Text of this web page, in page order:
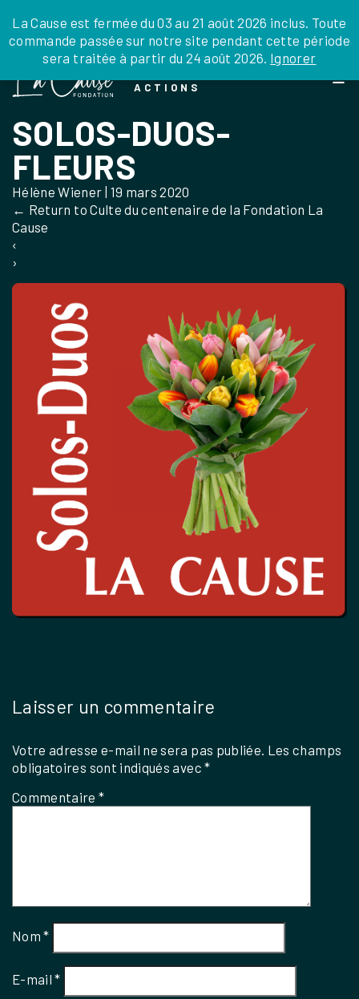
to
the
La Cause est fermée du 03 au 21 août 2026 inclus. Toute
commande passée sur notre site pendant cette période
sera traitée à partir du 24 août 2026. Ignorer
JE DONNE JE PARRAINE NOUS SOUTENIR
DEPUIS LA FRANCE
DEPUIS L’INTERNATIONAL
EN TANT QU’ORGANISATION
LEGS, LIBÉRALITÉS
0 ARTICLE
ACTIONS
SOLOS-DUOS-
FLEURS
Hélène Wiener | 19 mars 2020
← Return to Culte du centenaire de la Fondation La
Cause
‹
›
Laisser un commentaire
Votre adresse e-mail ne sera pas publiée. Les champs
obligatoires sont indiqués avec*
Commentaire*
Nom*
E-mail*